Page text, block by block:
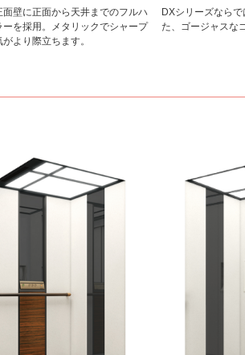
面壁に正面から天井までのフルハ
ーを採用。メタリックでシャープ
より際立ちます。
DXシリーズなら
た、ゴージャスな